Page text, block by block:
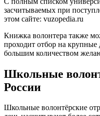
засчитываемых при
этом сайте: vuzopedia.ru
Книжка волонтера также
проходит отбор на крупные
большим количеством
Школьные
России
Школьные волонтёрские